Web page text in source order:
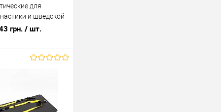
для
и шведской
(MS 1553)
грн. / шт.
В наличии